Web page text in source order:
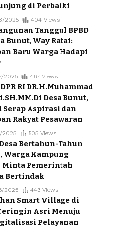
di Perbaiki
2025 404 Views
Tanggul BPBD
Bunut, Way Ratai:
Baru Warga Hadapi
2025 467 Views
DPR RI DR.H.Muhammad
Desa Bunut,
Serap Aspirasi dan
Rakyat Pesawaran
2025 505 Views
Bertahun-Tahun
Warga Kampung
Minta Pemerintah
Bertindak
2025 443 Views
Smart Village di
Asri Menuju
Pelayanan